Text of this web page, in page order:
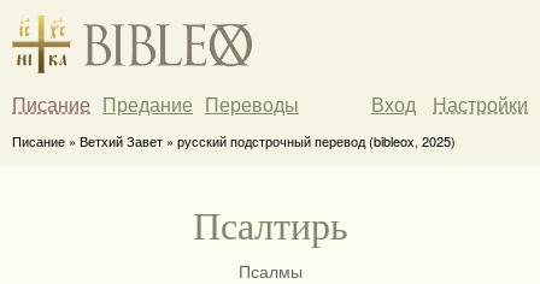
Писание Предание Переводы Вход Настройки
Писание » Ветхий Завет » русский подстрочный перевод (bibleox, 2025)
Псалтирь
Псалмы